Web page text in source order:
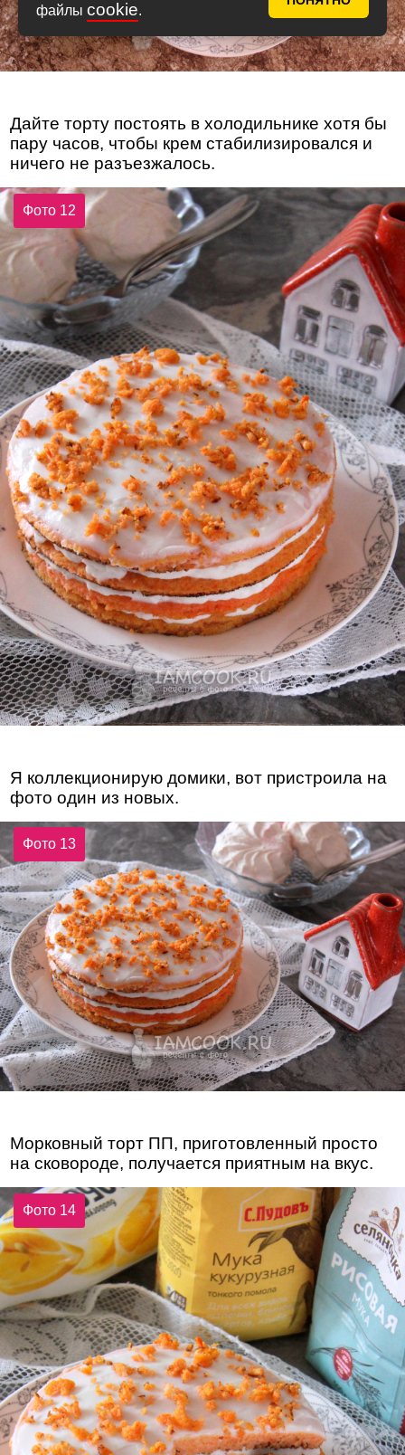
файлы cookie.
Дайте торту постоять в холодильнике хотя бы
пару часов, чтобы крем стабилизировался и
ничего не разъезжалось.
Фото 12
Я коллекционирую домики, вот пристроила на
фото один из новых.
Фото 13
Морковный торт ПП, приготовленный просто
на сковороде, получается приятным на вкус.
Фото 14